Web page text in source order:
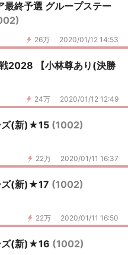
最終予選 グループステー
26万 2020/01/12 14:53
2028 【小林尊あり(決勝
24万 2020/01/12 12:49
ズ(新)★15 (1002)
22万 2020/01/11 16:37
ズ(新)★17 (1002)
22万 2020/01/11 16:50
ズ(新)★16 (1002)